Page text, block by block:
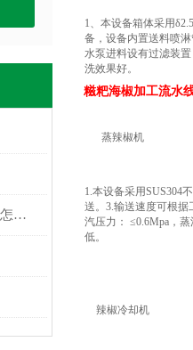
蔬菜清洗流水线的工作流程是怎么的？
1、本设备箱体采用
备，设备内置送料喷
水泵进料设有过滤装
洗效果好。
糍粑海椒加工流水
蒸辣椒机
1.本设备采用SUS304
送。3.输送速度可根
汽压力： ≤0.6Mpa，
低。
辣椒冷却机